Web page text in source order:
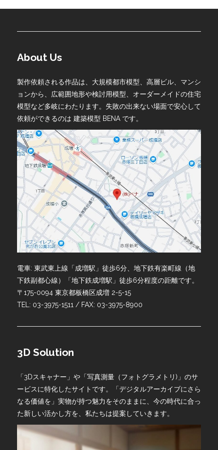
About Us
製作依頼される作品は、大規模都市模型、高層ビル、マンシ
ョンから、広範囲地形や検討用模型、オーダーメイドの住宅
模型など多岐にわたります。失敗の出来ない場面で安心して
依頼ができるのは 建築模型 BENA です。
電車: 東武東上線「成増駅」徒歩6分、地下鉄有楽町線（地
下鉄副都心線）「地下鉄成増駅」徒歩6分程度の距離です。
〒175-0094 東京都板橋区成増 2-5-15
TEL: 03-3975-1511 / FAX: 03-3975-8900
3D Solution
「3Dスキャナー」や「写真測量（フォトグラメトリ)」のサ
ービスに特化したサイトです。「デジタルアーカイブにさら
なる価値を」実物が持つ魅力をそのままに、今の時代に合っ
た新しい活かし方を、私たちは提案していきます。